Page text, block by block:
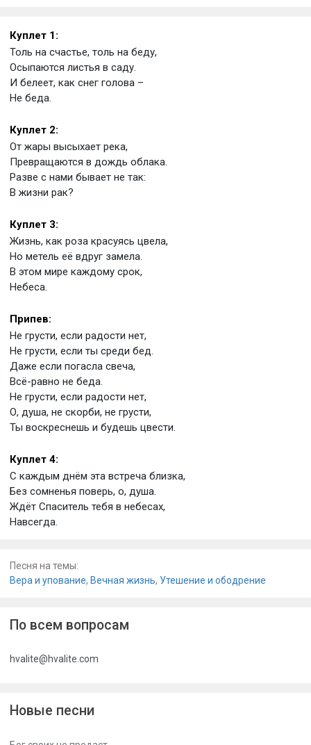
Куплет 1:
Толь на счастье, толь на беду,
Осыпаются листья в саду.
И белеет, как снег голова –
Не беда.
Куплет 2:
От жары высыхает река,
Превращаются в дождь облака.
Разве с нами бывает не так:
В жизни рак?
Куплет 3:
Жизнь, как роза красуясь цвела,
Но метель её вдруг замела.
В этом мире каждому срок,
Небеса.
Припев:
Не грусти, если радости нет,
Не грусти, если ты среди бед.
Даже если погасла свеча,
Всё-равно не беда.
Не грусти, если радости нет,
О, душа, не скорби, не грусти,
Ты воскреснешь и будешь цвести.
Куплет 4:
С каждым днём эта встреча близка,
Без сомненья поверь, о, душа.
Ждёт Спаситель тебя в небесах,
Навсегда.
Песня на темы:
Вера и упование, Вечная жизнь, Утешение и ободрение
По всем вопросам
hvalite@hvalite.com
Новые песни